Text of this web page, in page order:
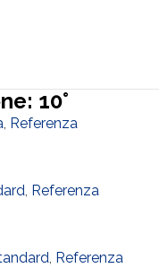
10°
, Referenza
, Referenza
, Referenza